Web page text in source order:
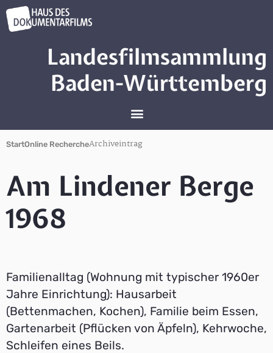
Landesfilmsammlung
Baden-Württemberg
StartOnline RechercheArchiveintrag
Am Lindener Berge
1968
Familienalltag (Wohnung mit typischer 1960er
Jahre Einrichtung): Hausarbeit
(Bettenmachen, Kochen), Familie beim Essen,
Gartenarbeit (Pflücken von Äpfeln), Kehrwoche,
Schleifen eines Beils.